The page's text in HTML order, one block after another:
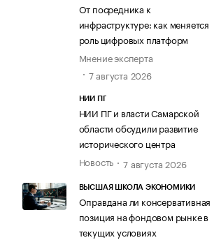
От посредника к
инфраструктуре: как меняется
роль цифровых платформ
Мнение эксперта
7 августа 2026
НИИ ПГ
НИИ ПГ и власти Самарской
области обсудили развитие
исторического центра
Новость
7 августа 2026
ВЫСШАЯ ШКОЛА ЭКОНОМИКИ
Оправдана ли консервативная
позиция на фондовом рынке в
текущих условиях